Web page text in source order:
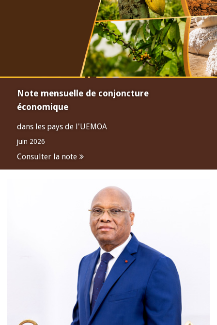
Note mensuelle de conjoncture
économique
dans les pays de l'UEMOA
juin 2026
Consulter la note